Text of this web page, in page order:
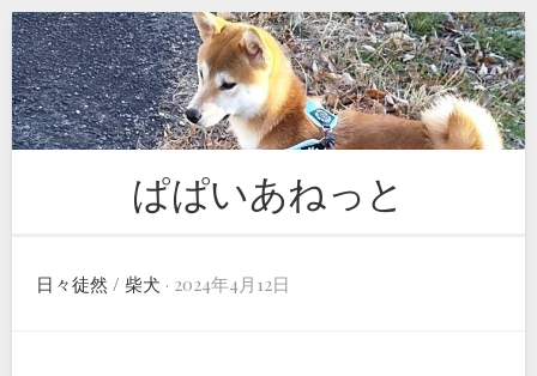
Skip
to
content
ぱぱいあねっと
日々徒然 / 柴犬 · 2024年4月12日